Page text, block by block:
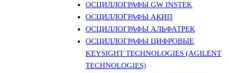
ОСЦИЛЛОГРАФЫ GW INSTEK
ОСЦИЛЛОГРАФЫ АКИП
ОСЦИЛЛОГРАФЫ АЛЬФАТРЕК
ОСЦИЛЛОГРАФЫ ЦИФРОВЫЕ
KEYSIGHT TECHNOLOGIES (AGILENT
TECHNOLOGIES)